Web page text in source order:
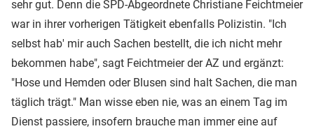
sehr gut. Denn die SPD-Abgeordnete Christiane Feichtmeier
war in ihrer vorherigen Tätigkeit ebenfalls Polizistin. "Ich
selbst hab' mir auch Sachen bestellt, die ich nicht mehr
bekommen habe", sagt Feichtmeier der AZ und ergänzt:
"Hose und Hemden oder Blusen sind halt Sachen, die man
täglich trägt." Man wisse eben nie, was an einem Tag im
Dienst passiere, insofern brauche man immer eine auf